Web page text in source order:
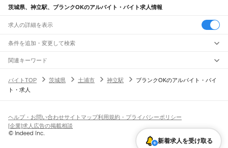
茨城県、神立駅、ブランクOKのアルバイト・バイト求人情報
求人の詳細を表示
条件を追加・変更して検索
市区町村を追加・変更
茨城県すべて
水戸市
行方市鉾田市つくばみらい市小美玉市東茨城郡 那珂郡久慈郡稲敷郡
猿島郡北相馬郡
駅を追加・変更
大甕駅常陸多賀駅日立駅小木津駅十王駅高萩駅南中郷駅磯原駅大津港駅
宇都宮線
職種を追加・変更
飲食・フードサービスすべて
ホールスタッフキッチンスタッフ
パン屋（ベーカリー）
バー（BAR）・バーテンダー
飲食店（店長・マネージャー）
人気
日払いOK高校生歓迎 髪型・髪色自由
留学生・外国人活躍中
雇用形態を追加・変更
関連キーワード
バイトTOP
茨城県 土浦市 神立駅
ブランクOKのアルバイト・バイ
ト・求人
新着求人を受け取る
ヘルプ・お問い合わせサイトマップ利用規約・プライバシーポリシー
[企業]求人広告の掲載相談